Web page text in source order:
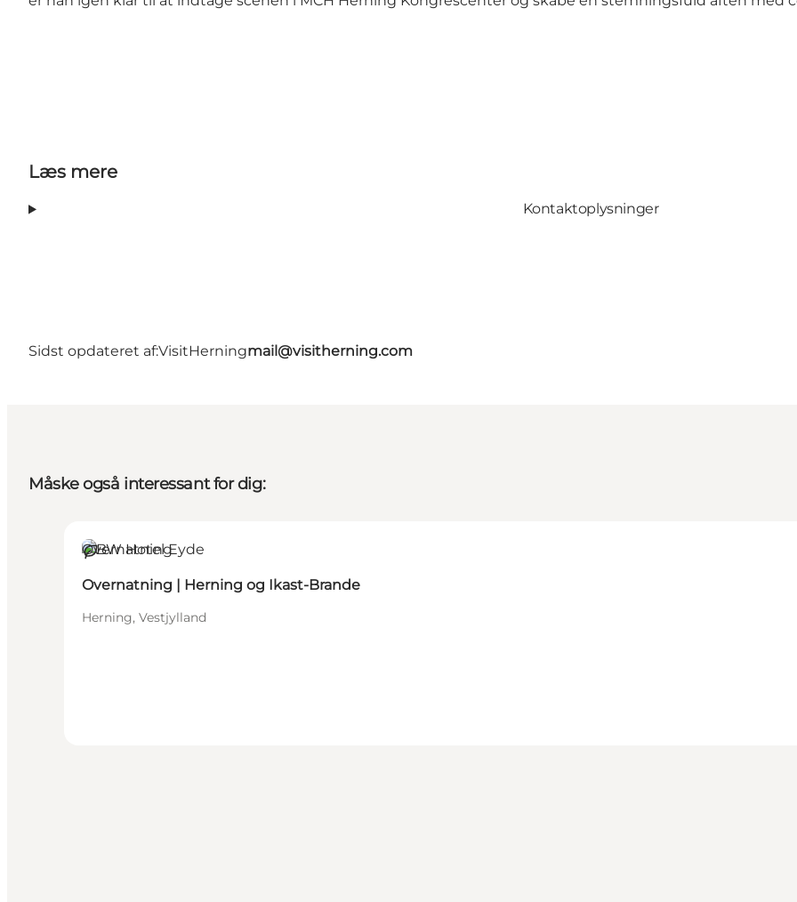
Læs mere
Kontaktoplysninger
Sidst opdateret af:VisitHerningmail@visitherning.com
Måske også interessant for dig:
Bæredygtige oplevelser
Overnatning
Overnatning | Herning og Ikast-Brande
Herning, Vestjylland